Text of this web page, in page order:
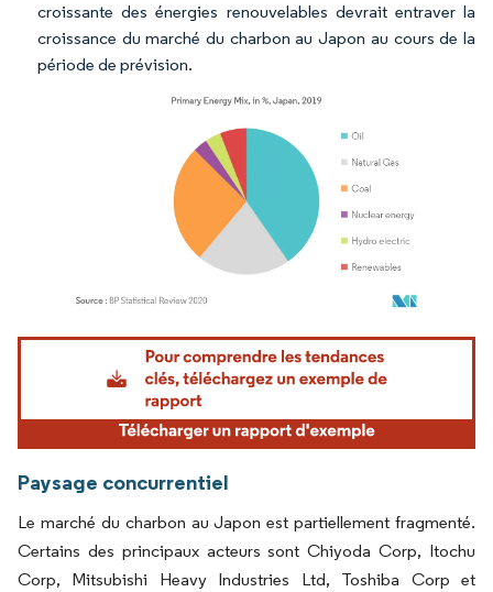
croissante des énergies renouvelables devrait entraver la
croissance du marché du charbon au Japon au cours de la
période de prévision.
Image © Mordor Intelligence. La réutilisation nécessite une attribution sous CC BY
Paysage concurrentiel
Le marché du charbon au Japon est partiellement fragmenté.
Certains des principaux acteurs sont Chiyoda Corp, Itochu
Corp, Mitsubishi Heavy Industries Ltd, Toshiba Corp et